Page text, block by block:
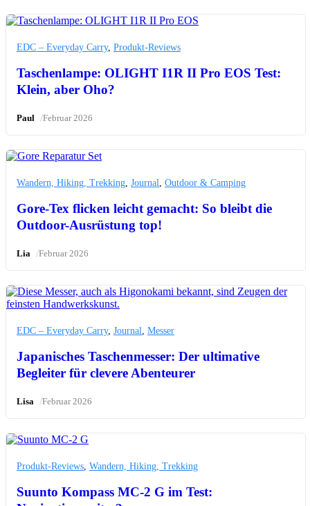
EDC – Everyday Carry, Produkt-Reviews
Taschenlampe: OLIGHT I1R II Pro EOS Test:
Klein, aber Oho?
Paul /Februar 2026
Wandern, Hiking, Trekking, Journal, Outdoor & Camping
Gore-Tex flicken leicht gemacht: So bleibt die
Outdoor-Ausrüstung top!
Lia /Februar 2026
EDC – Everyday Carry, Journal, Messer
Japanisches Taschenmesser: Der ultimative
Begleiter für clevere Abenteurer
Lisa /Februar 2026
Produkt-Reviews, Wandern, Hiking, Trekking
Suunto Kompass MC-2 G im Test: